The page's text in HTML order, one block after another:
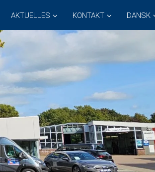
AKTUELLES KONTAKT DANSK